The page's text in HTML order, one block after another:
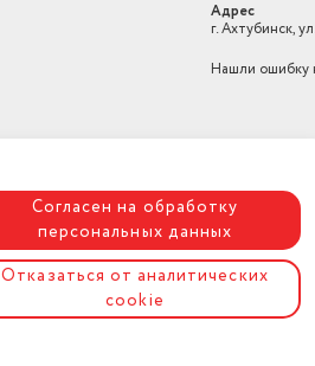
Адрес
г. Ахтубинск,
Нашли ошибку
Согласен на обработку
персональных данных
Отказаться от аналитических
cookie